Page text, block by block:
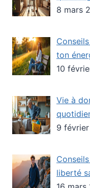
8 mars
ton
10
Vie à
9
liberté